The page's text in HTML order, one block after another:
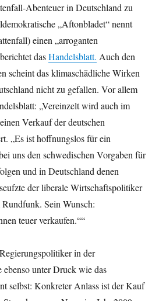
Abenteuer in Deutschland zu
„Aftonbladet“ nennt
einen „arroganten
dasHandelsblatt. Auch den
scheint das klimaschädliche Wirken
nicht zu gefallen. Vor allem
„Vereinzelt wird auch im
Verkauf der deutschen
„Es ist hoffnungslos für ein
uns den schwedischen Vorgaben für
und in Deutschland denen
der liberale Wirtschaftspolitiker
Sein Wunsch:
teuer verkaufen.““
in der
ebenso unter Druck wie das
selbst: Konkreter Anlass ist der Kauf